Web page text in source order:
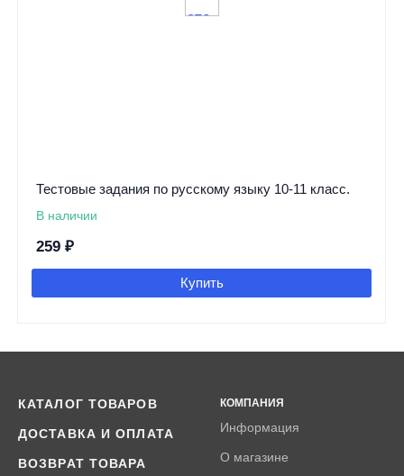
Тестовые задания по русскому языку 10-11 класс.
В наличии
259 ₽
Купить
КАТАЛОГ ТОВАРОВ
ДОСТАВКА И ОПЛАТА
ВОЗВРАТ ТОВАРА
КОМПАНИЯ
Информация
О магазине